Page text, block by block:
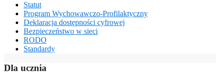
Statut
Program Wychowawczo-Profilaktyczny
Deklaracja dostępności cyfrowej
Bezpieczeństwo w sieci
RODO
Standardy
Dla ucznia